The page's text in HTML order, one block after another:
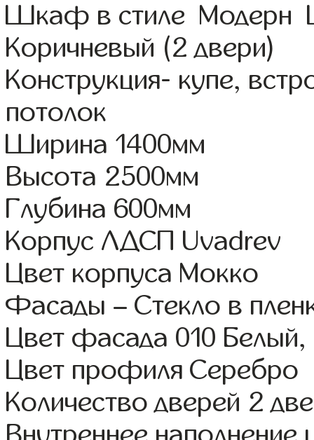
Шкаф в стиле Модерн
Коричневый (2 двери)
Конструкция- купе,
потолок
Ширина 1400мм
Высота 2500мм
Глубина 600мм
Корпус ЛДСП Uvadrev
Цвет корпуса Мокко
Фасады – Стекло в
Цвет фасада 010
Цвет профиля Серебро
Количество дверей 2